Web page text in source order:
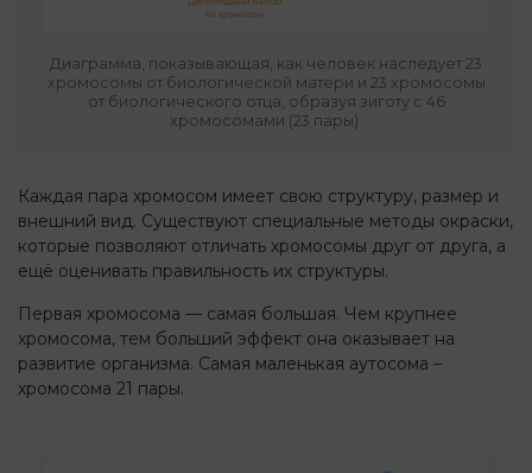
Диаграмма, показывающая, как человек наследует 23
хромосомы от биологической матери и 23 хромосомы
от биологического отца, образуя зиготу с 46
хромосомами (23 пары).
Каждая пара хромосом имеет свою структуру, размер и
внешний вид. Существуют специальные методы окраски,
которые позволяют отличать хромосомы друг от друга, а
ещё оценивать правильность их структуры.
Первая хромосома — самая большая. Чем крупнее
хромосома, тем больший эффект она оказывает на
развитие организма. Самая маленькая аутосома –
хромосома 21 пары.